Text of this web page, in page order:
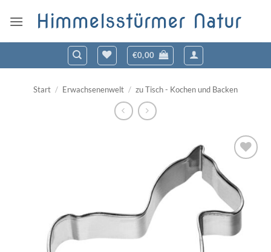
Inhalt
Himmelsstürmer Natur
€0,00
Start / Erwachsenenwelt / zu Tisch - Kochen und Backen
Zum
Wunschzettel
hinzufügen